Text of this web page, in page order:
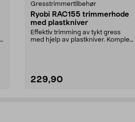
Gresstrimmertilbehør
Ryobi RAC155 trimmerhode
med plastkniver
Effektiv trimming av tykt gress
med hjelp av plastkniver. Komplett
229,90